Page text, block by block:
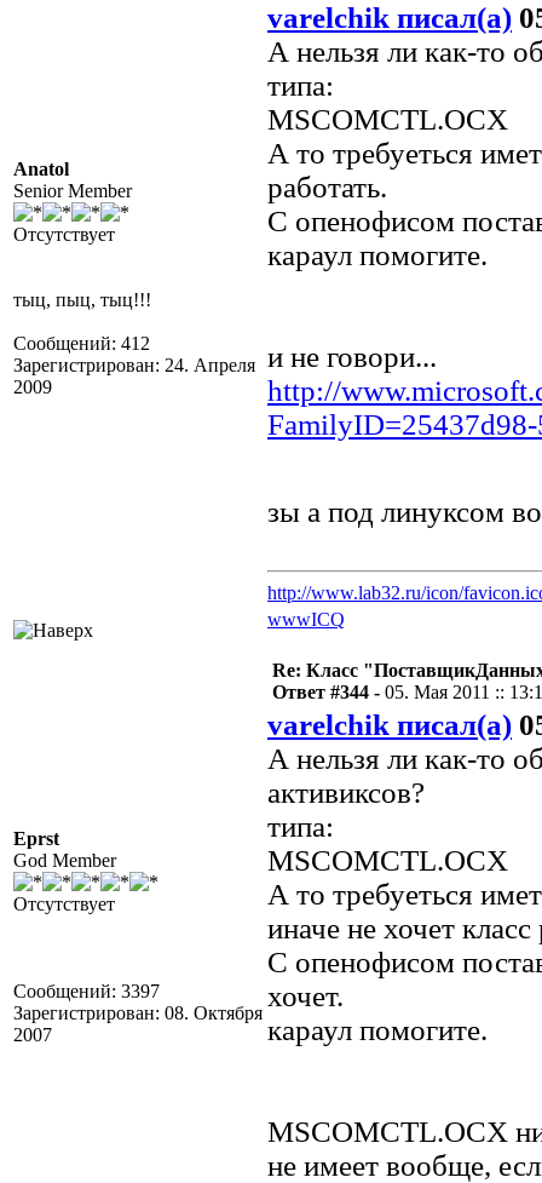
Anatol
Senior Member
Отсутствует
тыц, пыц, тыц!!!
Сообщений: 412
Зарегистрирован: 24. Апреля
2009
varelchik писал(а)
А нельзя ли как-то
типа:
MSCOMCTL.OCX
А то требуеться
работать.
С опенофисом
караул помогите.
и не говори...
http://
зы а под линуксом
http://www.lab32.ru/icon/
wwwICQ
Eprst
God Member
Отсутствует
Сообщений: 3397
Зарегистрирован: 08. Октября
2007
Re: Класс
Ответ #344 - 05. Мая 2011 ::
varelchik писал(а)
А нельзя ли как-то
активиксов?
типа:
MSCOMCTL.OCX
А то требуеться
иначе не хочет класс
С опенофисом
хочет.
караул помогите.
MSCOMCTL.OCX
не имеет вообще,